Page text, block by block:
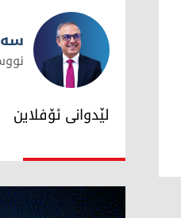
سەڵاح بەکر
لێدوانی ئۆفلاین